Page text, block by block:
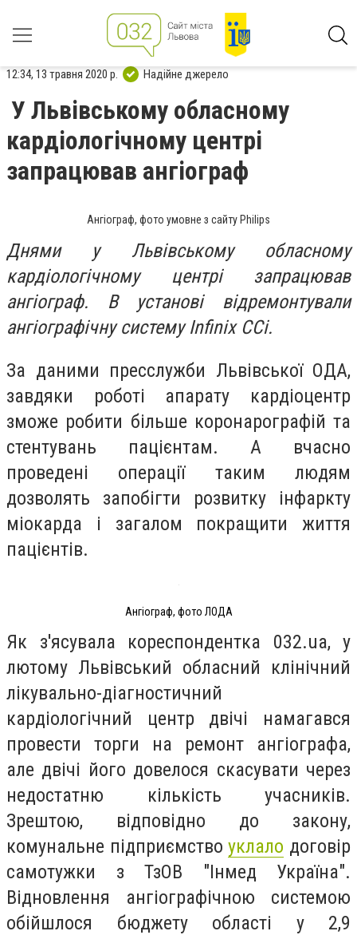
12:34, 13 травня 2020 р. Надійне джерело
У Львівському обласному
кардіологічному центрі
запрацював ангіограф
Ангіограф, фото умовне з сайту Philips
Днями у Львівському обласному
кардіологічному центрі запрацював
ангіограф. В установі відремонтували
ангіографічну систему Infinix CCi.
За даними пресслужби Львівської ОДА,
завдяки роботі апарату кардіоцентр
зможе робити більше коронарографій та
стентувань пацієнтам. А вчасно
проведені операції таким людям
дозволять запобігти розвитку інфаркту
міокарда і загалом покращити життя
пацієнтів.
Ангіограф, фото ЛОДА
Як з'ясувала кореспондентка 032.ua, у
лютому Львівський обласний клінічний
лікувально-діагностичний
кардіологічний центр двічі намагався
провести торги на ремонт ангіографа,
але двічі його довелося скасувати через
недостатню кількість учасників.
Зрештою, відповідно до закону,
комунальне підприємствоуклало договір
самотужки з ТзОВ "Інмед Україна".
Відновлення ангіографічною системою
обійшлося бюджету області у 2,9